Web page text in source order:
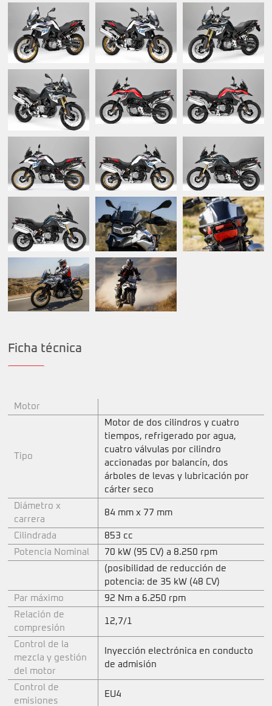
Ficha técnica
Motor
Tipo
Motor de dos cilindros y cuatro
tiempos, refrigerado por agua,
cuatro válvulas por cilindro
accionadas por balancín, dos
árboles de levas y lubricación por
cárter seco
Diámetro x
carrera
84 mm x 77 mm
Cilindrada
853 cc
Potencia Nominal
70 kW (95 CV) a 8.250 rpm
(posibilidad de reducción de
potencia: de 35 kW (48 CV)
Par máximo
92 Nm a 6.250 rpm
Relación de
compresión
12,7/1
Control de la
mezcla y gestión
del motor
Inyección electrónica en conducto
de admisión
Control de
emisiones
EU4